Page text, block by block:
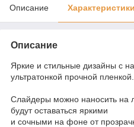
Описание Характеристики
Описание
Яркие и стильные дизайны с
ультратонкой прочной пленкой.
Cлайдеры можно наносить на
будут оставаться яркими
и сочными на фоне от